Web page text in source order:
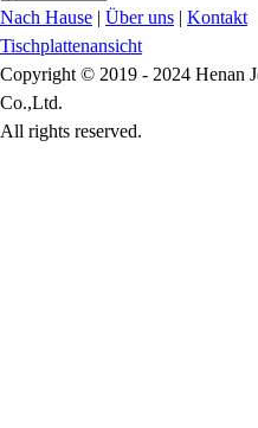
Nach Hause | Über uns | Kontakt
Tischplattenansicht
Copyright © 2019 - 2024 Henan
Co.,Ltd.
All rights reserved.